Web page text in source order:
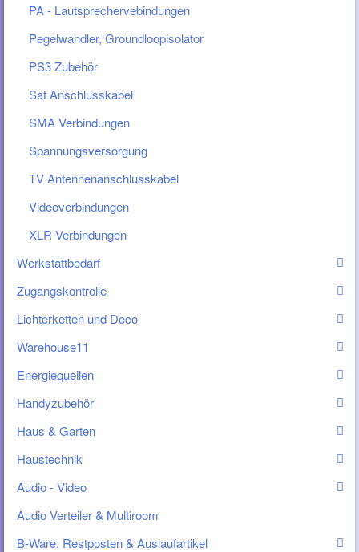
PA - Lautsprechervebindungen
Pegelwandler, Groundloopisolator
PS3 Zubehör
Sat Anschlusskabel
SMA Verbindungen
Spannungsversorgung
TV Antennenanschlusskabel
Videoverbindungen
XLR Verbindungen
Werkstattbedarf
Zugangskontrolle
Lichterketten und Deco
Warehouse11
Energiequellen
Handyzubehör
Haus & Garten
Haustechnik
Audio - Video
Audio Verteiler & Multiroom
B-Ware, Restposten & Auslaufartikel